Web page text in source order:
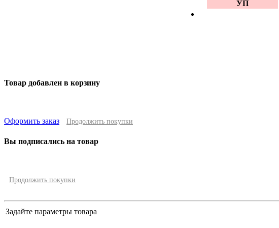
УП
Товар добавлен в корзину
Оформить заказ Продолжить покупки
Вы подписались на товар
Продолжить покупки
Задайте параметры товара